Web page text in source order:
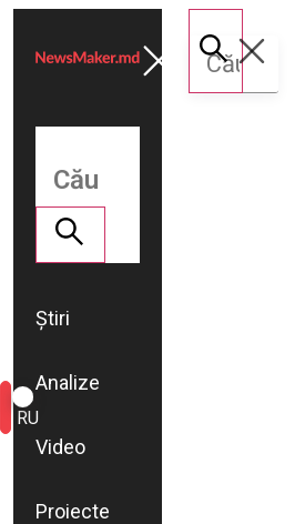
ROMÂNĂ
RU
Știri
Analize
Video
Proiecte